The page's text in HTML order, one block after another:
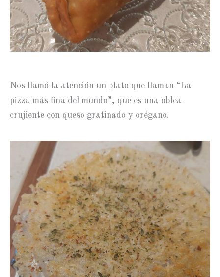
Nos llamó la atención un plato que llaman “La
pizza más fina del mundo”, que es una oblea
crujiente con queso gratinado y orégano.